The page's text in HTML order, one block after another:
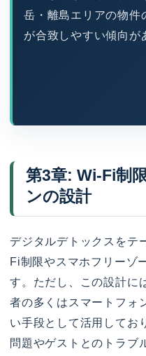
岳・離島エリアの物件
が合致しやすい傾向が
第3章: Wi-Fi制
ンの設計
デジタルデトックスをテ
Fi制限やスマホフリーゾ
す。ただし、この設計に
者の多くはスマートフォ
い手段として活用してお
問題やゲストとのトラブ